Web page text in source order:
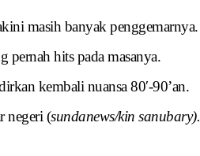
masih banyak penggemarnya.
pernah hits pada masanya.
kembali nuansa 80′-90’an.
negeri (sundanews/kin sanubary).